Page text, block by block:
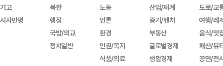
기고
시사만평
북한
행정
국방/외교
정치일반
노동
언론
환경
인권/복지
식품/의료
산업/재계
중기/벤처
부동산
글로벌경제
생활경제
도로/교
여행/레
음식/맛
패션/뷰
공연/전